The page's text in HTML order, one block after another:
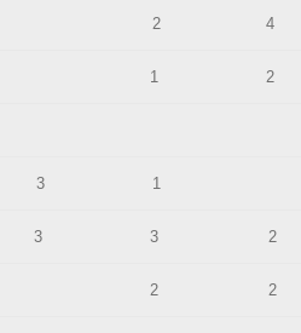
2 4
1 2
3 1
3 3 2
2 2